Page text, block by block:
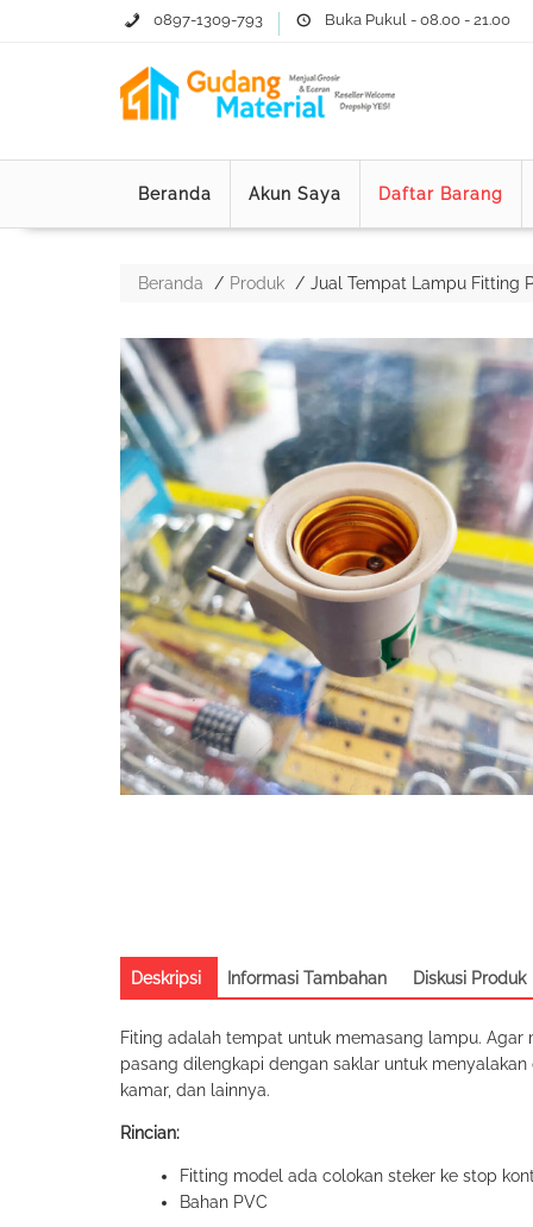
0897-1309-793 Buka Pukul - 08.00 - 21.00
Beranda Akun Saya Daftar Barang
Beranda Produk Jual Tempat Lampu Fitting
Deskripsi Informasi Tambahan Diskusi Produk
Fiting adalah tempat untuk memasang lampu.
pasang dilengkapi dengan saklar untuk
kamar, dan lainnya.
Rincian:
Fitting model ada colokan steker ke stop
Bahan PVC